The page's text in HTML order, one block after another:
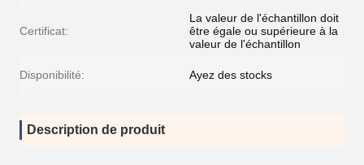
Certificat:
La valeur de l'échantillon doit
être égale ou supérieure à la
valeur de l'échantillon
Disponibilité: Ayez des stocks
Description de produit